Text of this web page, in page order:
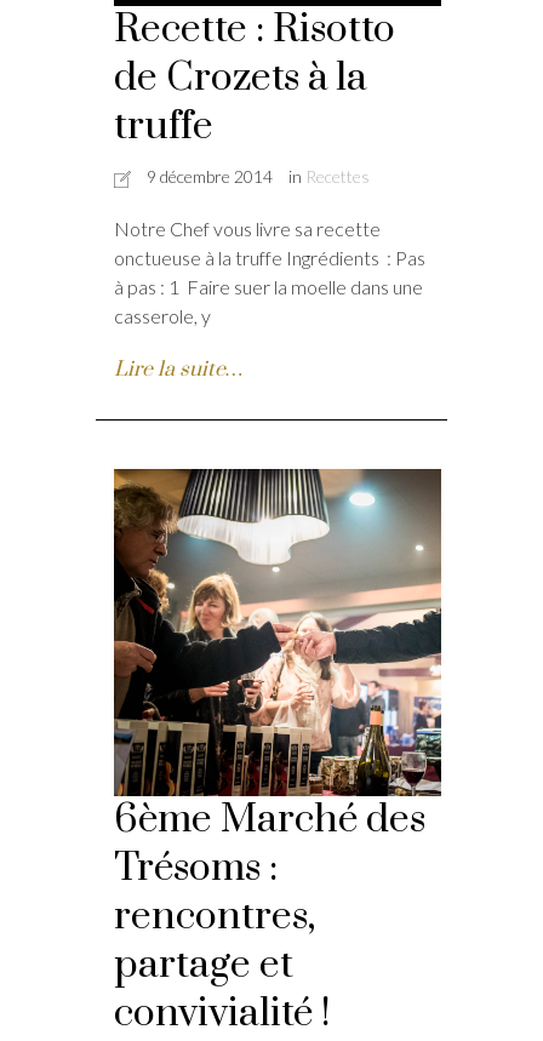
Recette : Risotto
de Crozets à la
truffe
9 décembre 2014 in Recettes
Notre Chef vous livre sa recette
onctueuse à la truffe Ingrédients : Pas
à pas : 1 Faire suer la moelle dans une
casserole, y
Lire la suite…
6ème Marché des
Trésoms :
rencontres,
partage et
convivialité !